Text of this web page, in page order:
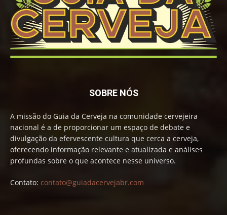
SOBRE NÓS
A missão do Guia da Cerveja na comunidade cervejeira
nacional é a de proporcionar um espaço de debate e
divulgação da efervescente cultura que cerca a cerveja,
oferecendo informação relevante e atualizada e análises
profundas sobre o que acontece nesse universo.
Contato: contato@guiadacervejabr.com